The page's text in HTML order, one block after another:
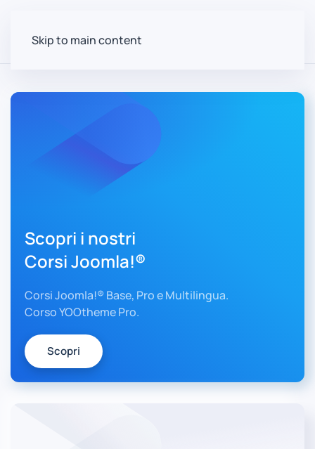
Skip to main content
Scopri i nostri
Corsi Joomla!®
Corsi Joomla!® Base, Pro e Multilingua.
Corso YOOtheme Pro.
Scopri